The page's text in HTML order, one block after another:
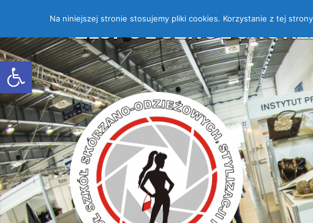
Open toolbar
ZESPÓŁ SZKÓŁ
Na niniejszej stronie stosujemy pliki cookies. Korzystanie z tej